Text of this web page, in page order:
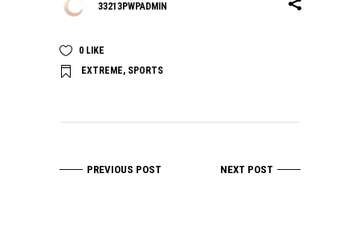
33213PWPADMIN
0 LIKE
EXTREME, SPORTS
PREVIOUS POST NEXT POST